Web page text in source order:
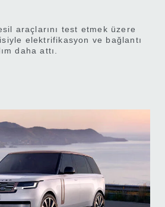
araçlarını test etmek üzere
elektrifikasyon ve bağlantı
daha attı.